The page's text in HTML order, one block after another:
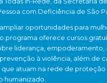
com Deficiência de São
oportunidades para
programa oferece cursos
liderança, empoderamento,
à violência, além de
que atuam na rede de proteção
humanizado.